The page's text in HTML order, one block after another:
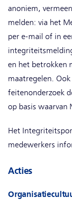
anoniem,
melden: via het
per e-mail of in
en het betrokken
maatregelen.
feitenonderzoek
op basis waarvan
Het
medewerkers
Acties